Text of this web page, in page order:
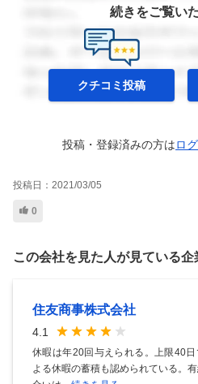
続きをご覧い
クチコミ投稿
投稿・登録済みの方はロ
投稿日： 2021/03/05
0
この会社を見た人が見ている企
住友商事株式会社
4.1
休暇は年20回与えられる。上限40日
よる休暇の蓄積も認められている。